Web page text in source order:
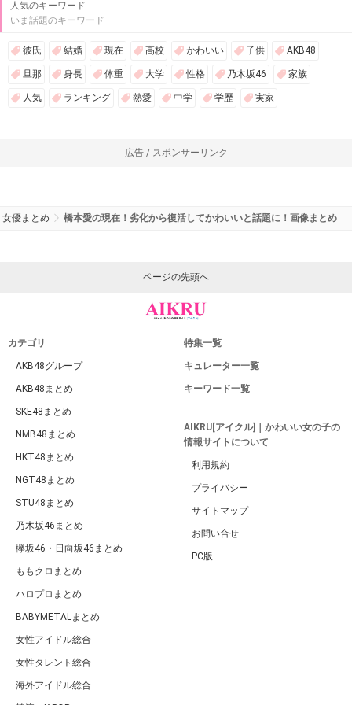
人気のキーワード
いま話題のキーワード
彼氏 結婚 現在 高校 かわいい 子供 AKB48
旦那 身長 体重 大学 性格 乃木坂46 家族
人気 ランキング 熱愛 中学 学歴 実家
広告 / スポンサーリンク
女優まとめ 橋本愛の現在！劣化から復活してかわいいと話題に！画像まとめ
ページの先頭へ
カテゴリ
AKB48グループ
AKB48まとめ
SKE48まとめ
NMB48まとめ
HKT48まとめ
NGT48まとめ
STU48まとめ
乃木坂46まとめ
欅坂46・日向坂46まとめ
ももクロまとめ
ハロプロまとめ
BABYMETALまとめ
女性アイドル総合
女性タレント総合
海外アイドル総合
特集一覧
キュレーター一覧
キーワード一覧
AIKRU[アイクル]｜かわいい女の子の
情報サイトについて
利用規約
プライバシー
サイトマップ
お問い合せ
PC版